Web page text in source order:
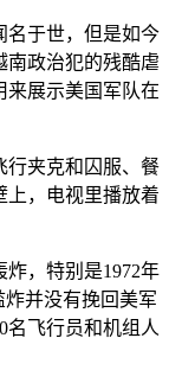
于世，但是如今
南政治犯的残酷虐
来展示美国军队在
夹克和囚服、餐
上，电视里播放着
，特别是1972年
炸并没有挽回美军
名飞行员和机组人